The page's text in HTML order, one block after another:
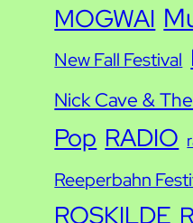
MOGWAI
New Fall Festival
Nick Cave &
Pop RADIO
Reeperbahn
ROSKILDE